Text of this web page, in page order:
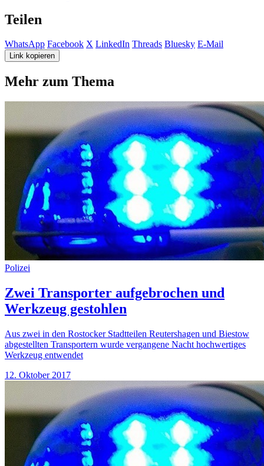
Teilen
WhatsApp Facebook X LinkedIn Threads Bluesky E-Mail
Link kopieren
Mehr zum Thema
Polizei
Zwei Transporter aufgebrochen und
Werkzeug gestohlen
Aus zwei in den Rostocker Stadtteilen Reutershagen und Biestow
abgestellten Transportern wurde vergangene Nacht hochwertiges
Werkzeug entwendet
12. Oktober 2017